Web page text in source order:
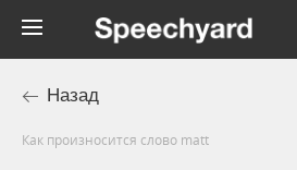
Назад
Как произносится слово matt